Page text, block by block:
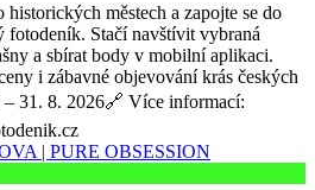
historických městech a zapojte se do
fotodeník. Stačí navštívit vybraná
a sbírat body v mobilní aplikaci.
i zábavné objevování krás českých
31. 8. 2026🔗 Více informací: